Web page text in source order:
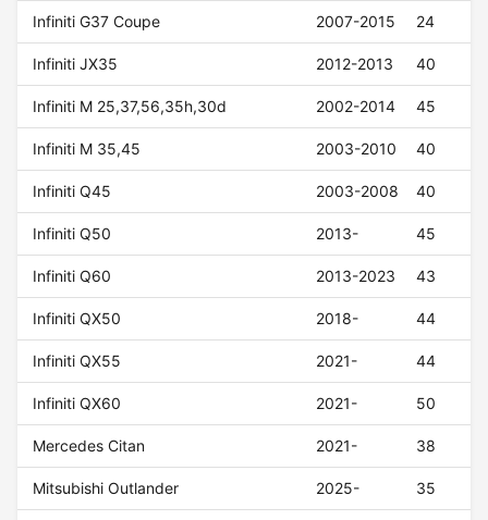
Infiniti G37 Coupe 2007-2015 24
Infiniti JX35 2012-2013 40
Infiniti M 25,37,56,35h,30d 2002-2014 45
Infiniti M 35,45 2003-2010 40
Infiniti Q45 2003-2008 40
Infiniti Q50 2013- 45
Infiniti Q60 2013-2023 43
Infiniti QX50 2018- 44
Infiniti QX55 2021- 44
Infiniti QX60 2021- 50
Mercedes Citan 2021- 38
Mitsubishi Outlander 2025- 35